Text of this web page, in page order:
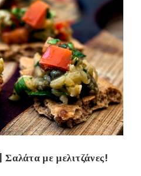
Σαλάτα με μελιτζάνες!